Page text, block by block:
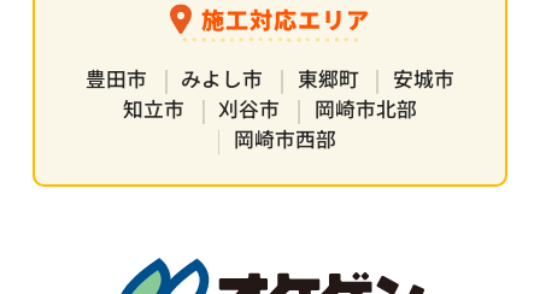
施工対応エリア
豊田市 みよし市 東郷町
安城市
知立市
刈谷市
岡崎市北部
岡崎市西部